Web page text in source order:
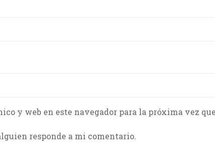
y web en este navegador para la próxima vez
responde a mi comentario.